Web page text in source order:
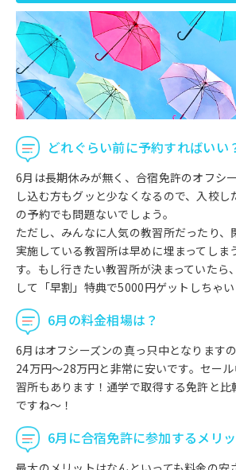
どれぐらい前に予約すればいい
6月は長期休みが無く、合宿免許のオフシ
し込む方もグッと少なくなるので、入校
の予約でも問題ないでしょう。
ただし、みんなに人気の教習所だったり、
実施している教習所は早めに埋まってしま
す。もし行きたい教習所が決まっていたら
して「早割」特典で5000円ゲットしちゃい
6月の料金相場は？
6月はオフシーズンの真っ只中となります
24万円～28万円と非常に安いです。セー
習所もあります！通学で取得する免許と比
ですね～！
6月に合宿免許に参加するメリ